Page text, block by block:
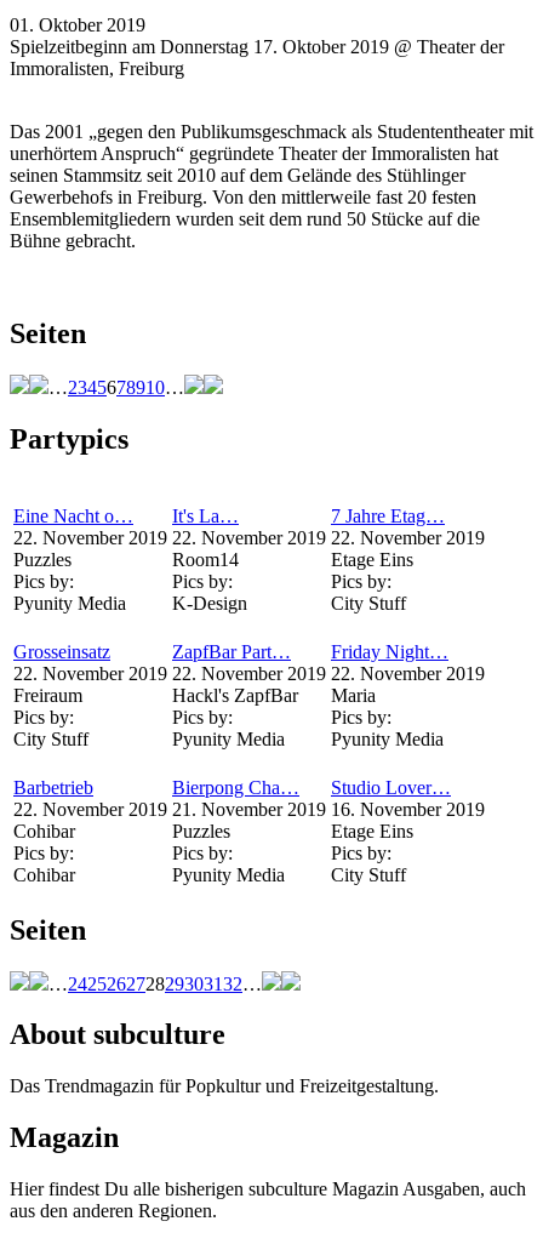
01. Oktober 2019
Spielzeitbeginn am Donnerstag 17. Oktober 2019 @ Theater der
Immoralisten, Freiburg
Das 2001 „gegen den Publikumsgeschmack als Studententheater mit
unerhörtem Anspruch“ gegründete Theater der Immoralisten hat
seinen Stammsitz seit 2010 auf dem Gelände des Stühlinger
Gewerbehofs in Freiburg. Von den mittlerweile fast 20 festen
Ensemblemitgliedern wurden seit dem rund 50 Stücke auf die
Bühne gebracht.
Seiten
…2345678910…
Partypics
Eine Nacht o…
22. November 2019
Puzzles
Pics by:
Pyunity Media
It's La…
22. November 2019
Room14
Pics by:
K-Design
7 Jahre Etag…
22. November 2019
Etage Eins
Pics by:
City Stuff
Grosseinsatz
22. November 2019
Freiraum
Pics by:
City Stuff
ZapfBar Part…
22. November 2019
Hackl's ZapfBar
Pics by:
Pyunity Media
Friday Night…
22. November 2019
Maria
Pics by:
Pyunity Media
Barbetrieb
22. November 2019
Cohibar
Pics by:
Cohibar
Bierpong Cha…
21. November 2019
Puzzles
Pics by:
Pyunity Media
Studio Lover…
16. November 2019
Etage Eins
Pics by:
City Stuff
Seiten
…242526272829303132…
About subculture
Das Trendmagazin für Popkultur und Freizeitgestaltung.
Magazin
Hier findest Du alle bisherigen subculture Magazin Ausgaben, auch
aus den anderen Regionen.